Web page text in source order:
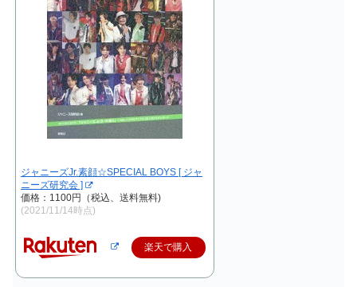
ジャニーズJr.素顔☆SPECIAL BOYS [ ジャ
ニーズ研究会 ]
価格：1100円（税込、送料無料)
(2021/11/14時点)
楽天で購入